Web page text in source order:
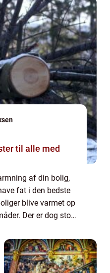
til alle med
af din bolig,
fat i den bedste
blive varmet op
Der er dog stor